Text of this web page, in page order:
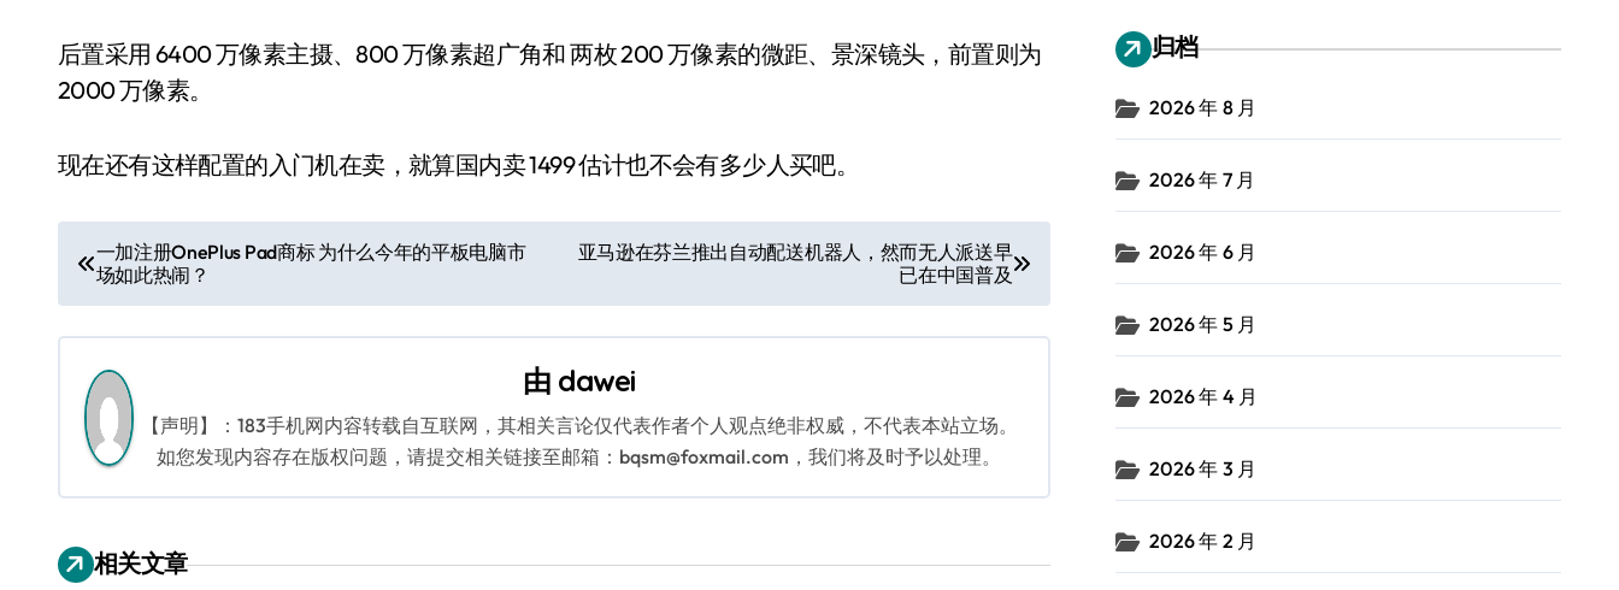
后置采用 6400 万像素主摄、800 万像素超广角和 两枚 200 万像素的微距、景深镜头，前置则为
2000 万像素。
现在还有这样配置的入门机在卖，就算国内卖 1499 估计也不会有多少人买吧。
文
章
导
航
一加注册OnePlus Pad商标 为什么今年的平板电脑市
场如此热闹？
亚马逊在芬兰推出自动配送机器人，然而无人派送早
已在中国普及
由 dawei
【声明】：183手机网内容转载自互联网，其相关言论仅代表作者个人观点绝非权威，不代表本站立场。
如您发现内容存在版权问题，请提交相关链接至邮箱：bqsm@foxmail.com，我们将及时予以处理。
相关文章
归档
2026 年 8 月
2026 年 7 月
2026 年 6 月
2026 年 5 月
2026 年 4 月
2026 年 3 月
2026 年 2 月